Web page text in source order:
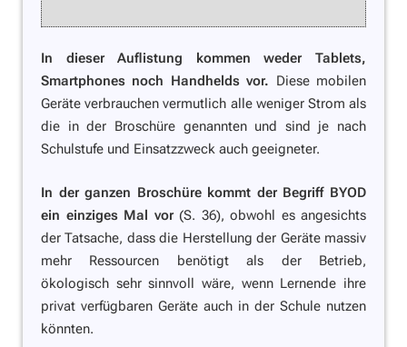
In dieser Auflistung kommen weder Tablets,
Smartphones noch Handhelds vor. Diese mobilen
Geräte verbrauchen vermutlich alle weniger Strom als
die in der Broschüre genannten und sind je nach
Schulstufe und Einsatzzweck auch geeigneter.
In der ganzen Broschüre kommt der Begriff BYOD
ein einziges Mal vor(S. 36), obwohl es angesichts
der Tatsache, dass die Herstellung der Geräte massiv
mehr Ressourcen benötigt als der Betrieb,
ökologisch sehr sinnvoll wäre, wenn Lernende ihre
privat verfügbaren Geräte auch in der Schule nutzen
könnten.